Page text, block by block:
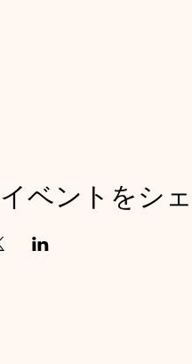
ベントをシ